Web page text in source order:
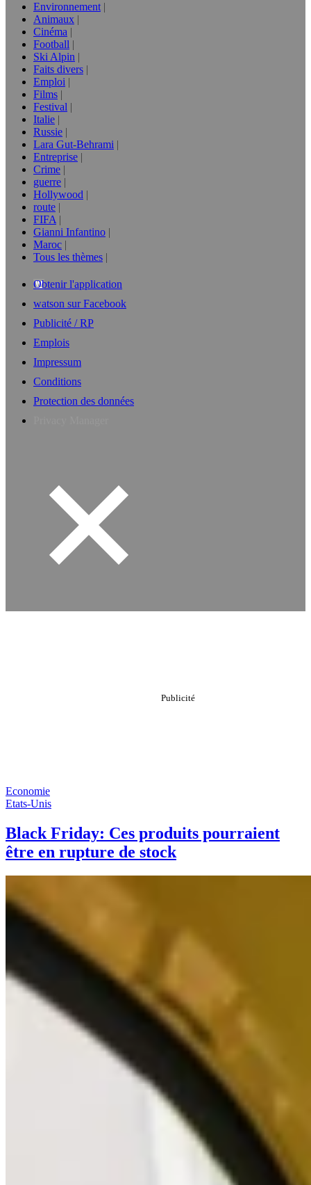
Environnement
Animaux
Cinéma
Football
Ski Alpin
Faits divers
Emploi
Films
Festival
Italie
Russie
Lara Gut-Behrami
Entreprise
Crime
guerre
Hollywood
route
FIFA
Gianni Infantino
Maroc
Tous les thèmes
Obtenir l'application
watson sur Facebook
Publicité / RP
Emplois
Impressum
Conditions
Protection des données
Economie
Etats-Unis
Black Friday: Ces produits pourraient
être en rupture de stock